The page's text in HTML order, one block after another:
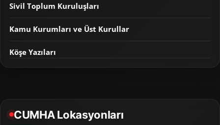
Sivil Toplum Kuruluşları
Kamu Kurumları ve Üst Kurullar
Köşe Yazıları
CUMHA Lokasyonları